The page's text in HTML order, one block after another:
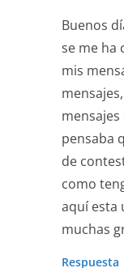
Buenos
se me ha
mis
pensaba
de
como
aquí esta
muchas
Respuesta